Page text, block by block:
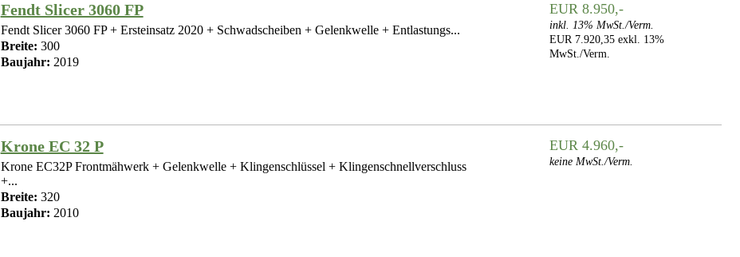
Fendt Slicer 3060 FP
Fendt Slicer 3060 FP + Ersteinsatz 2020 + Schwadscheiben + Gelenkwelle + Entlastungs...
Breite: 300
Baujahr: 2019
EUR 8.950,-
inkl. 13% MwSt./Verm.
EUR 7.920,35 exkl. 13%
MwSt./Verm.
Krone EC 32 P
Krone EC32P Frontmähwerk + Gelenkwelle + Klingenschlüssel + Klingenschnellverschluss
+...
Breite: 320
Baujahr: 2010
EUR 4.960,-
keine MwSt./Verm.